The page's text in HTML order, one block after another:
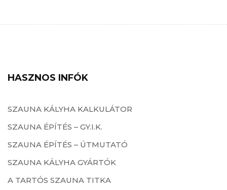
HASZNOS INFÓK
SZAUNA KÁLYHA KALKULÁTOR
SZAUNA ÉPÍTÉS – GY.I.K.
SZAUNA ÉPÍTÉS – ÚTMUTATÓ
SZAUNA KÁLYHA GYÁRTÓK
A TARTÓS SZAUNA TITKA